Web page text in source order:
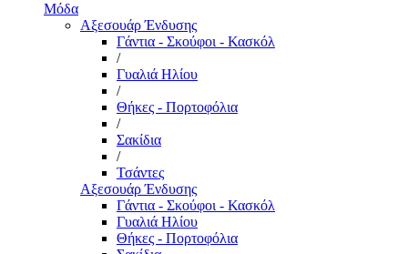
Μόδα
Αξεσουάρ Ένδυσης
Γάντια - Σκούφοι - Κασκόλ
/
Γυαλιά Ηλίου
/
Θήκες - Πορτοφόλια
/
Σακίδια
/
Τσάντες
Αξεσουάρ Ένδυσης
Γάντια - Σκούφοι - Κασκόλ
Γυαλιά Ηλίου
Θήκες - Πορτοφόλια